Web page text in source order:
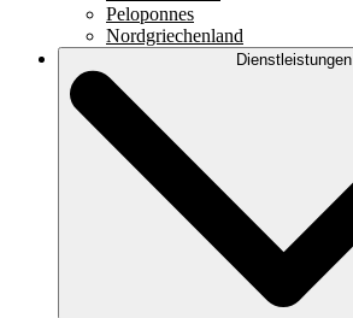
Peloponnes
Nordgriechenland
Dienstleistungen